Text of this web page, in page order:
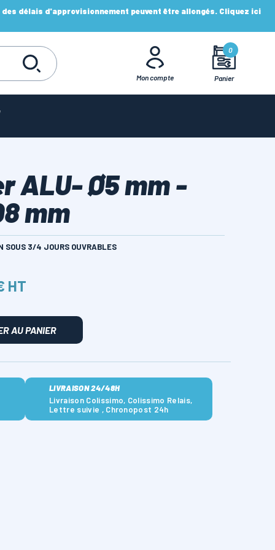
délais d'approvisionnement peuvent être allongés. Cliquez ici
Mon compte Panier
0
ALU- Ø5 mm -
mm
SOUS 3/4 JOURS OUVRABLES
HT
AU PANIER
LIVRAISON 24/48H
Livraison Colissimo, Colissimo Relais,
Lettre suivie , Chronopost 24h